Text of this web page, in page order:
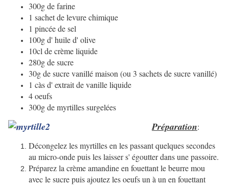
300g de farine
1 sachet de levure chimique
1 pincée de sel
100g d' huile d' olive
10cl de crème liquide
280g de sucre
30g de sucre vanillé maison (ou 3 sachets de sucre vanillé)
1 càs d' extrait de vanille liquide
4 oeufs
300g de myrtilles surgelées
Préparation:
Décongelez les myrtilles en les passant quelques secondes
au micro-onde puis les laisser s' égoutter dans une passoire.
Préparez la crème amandine en fouettant le beurre mou
avec le sucre puis ajoutez les oeufs un à un en fouettant